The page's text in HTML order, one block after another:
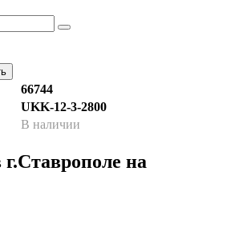
66744
UKK-12-3-2800
В наличии
на